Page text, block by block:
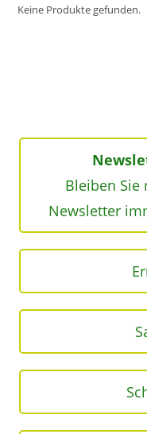
Keine Produkte gefunden.
Bleiben Sie
Newsletter